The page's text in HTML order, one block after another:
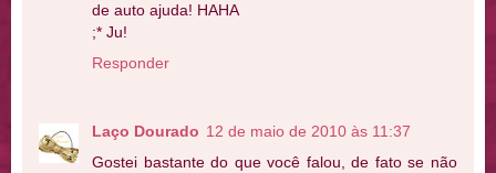
de auto ajuda! HAHA
;* Ju!
Responder
Laço Dourado 12 de maio de 2010 às 11:37
Gostei bastante do que você falou, de fato se não